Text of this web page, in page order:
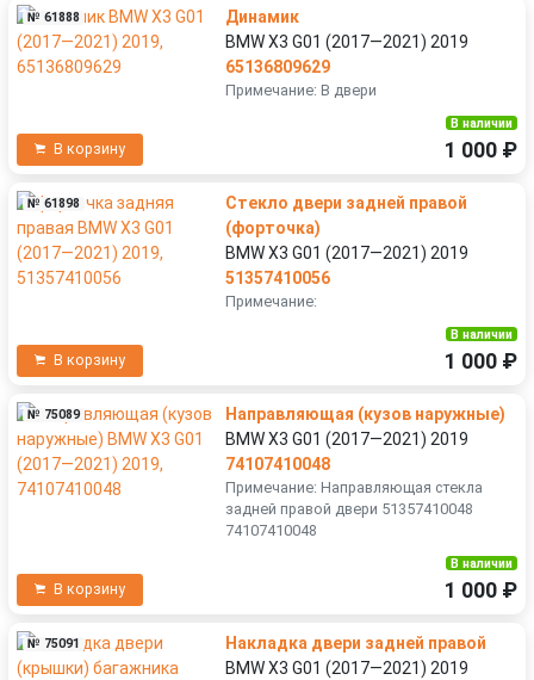
№ 61888
Динамик
BMW X3 G01 (2017—2021) 2019
65136809629
Примечание: В двери
В корзину
В наличии
1 000 ₽
№ 61898
Стекло двери задней правой
(форточка)
BMW X3 G01 (2017—2021) 2019
51357410056
Примечание:
В корзину
В наличии
1 000 ₽
№ 75089
Направляющая (кузов наружные)
BMW X3 G01 (2017—2021) 2019
74107410048
Примечание: Направляющая стекла
задней правой двери 51357410048
74107410048
В корзину
В наличии
1 000 ₽
№ 75091
Накладка двери задней правой
BMW X3 G01 (2017—2021) 2019